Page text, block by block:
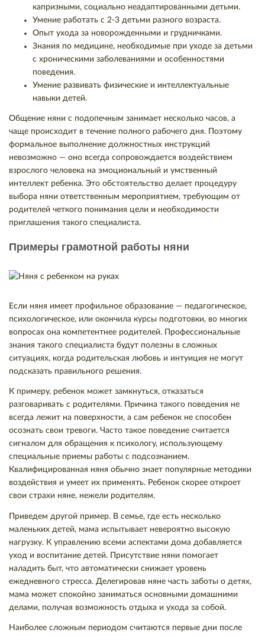
капризными, социально неадаптированными детьми.
Умение работать с 2-3 детьми разного возраста.
Опыт ухода за новорожденными и грудничками.
Знания по медицине, необходимые при уходе за детьми
с хроническими заболеваниями и особенностями
поведения.
Умение развивать физические и интеллектуальные
навыки детей.
Общение няни с подопечным занимает несколько часов, а
чаще происходит в течение полного рабочего дня. Поэтому
формальное выполнение должностных инструкций
невозможно — оно всегда сопровождается воздействием
взрослого человека на эмоциональный и умственный
интеллект ребенка. Это обстоятельство делает процедуру
выбора няни ответственным мероприятием, требующим от
родителей четкого понимания цели и необходимости
приглашения такого специалиста.
Примеры грамотной работы няни
Если няня имеет профильное образование — педагогическое,
психологическое, или окончила курсы подготовки, во многих
вопросах она компетентнее родителей. Профессиональные
знания такого специалиста будут полезны в сложных
ситуациях, когда родительская любовь и интуиция не могут
подсказать правильного решения.
К примеру, ребенок может замкнуться, отказаться
разговаривать с родителями. Причина такого поведения не
всегда лежит на поверхности, а сам ребенок не способен
осознать свои тревоги. Часто такое поведение считается
сигналом для обращения к психологу, использующему
специальные приемы работы с подсознанием.
Квалифицированная няня обычно знает популярные методики
воздействия и умеет их применять. Ребенок скорее откроет
свои страхи няне, нежели родителям.
Приведем другой пример. В семье, где есть несколько
маленьких детей, мама испытывает невероятно высокую
нагрузку. К управлению всеми аспектами дома добавляется
уход и воспитание детей. Присутствие няни помогает
наладить быт, что автоматически снижает уровень
ежедневного стресса. Делегировав няне часть заботы о детях,
мама может спокойно заниматься основными домашними
делами, получая возможность отдыха и ухода за собой.
Наиболее сложным периодом считаются первые дни после